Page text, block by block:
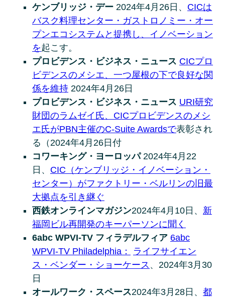
ケンブリッジ・デー 2024年4月26日、 CICは
バスク料理センター・ガストロノミー・オー
プンエコシステムと提携し、イノベーション
を起こす。
プロビデンス・ビジネス・ニュース CICプロ
ビデンスのメシエ、一つ屋根の下で良好な関
係を維持 2024年4月26日
プロビデンス・ビジネス・ニュース URI研究
財団のラムゼイ氏、CICプロビデンスのメシ
エ氏がPBN主催のC-Suite Awardsで表彰され
る（2024年4月26日付
コワーキング・ヨーロッパ 2024年4月22
日、 CIC（ケンブリッジ・イノベーション・
センター）がファクトリー・ベルリンの旧最
大拠点を引き継ぐ
西鉄オンラインマガジン2024年4月10日、 新
福岡ビル再開発のキーパーソンに聞く
6abc WPVI-TV フィラデルフィア 6abc
WPVI-TV Philadelphia：
ライフサイエン
ス・ベンダー・ショーケース 、2024年3月30
日
オールワーク・スペース2024年3月28日、 都